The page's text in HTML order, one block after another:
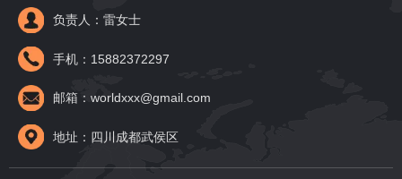
负责人：雷女士
手机：15882372297
邮箱：worldxxx@gmail.com
地址：四川成都武侯区